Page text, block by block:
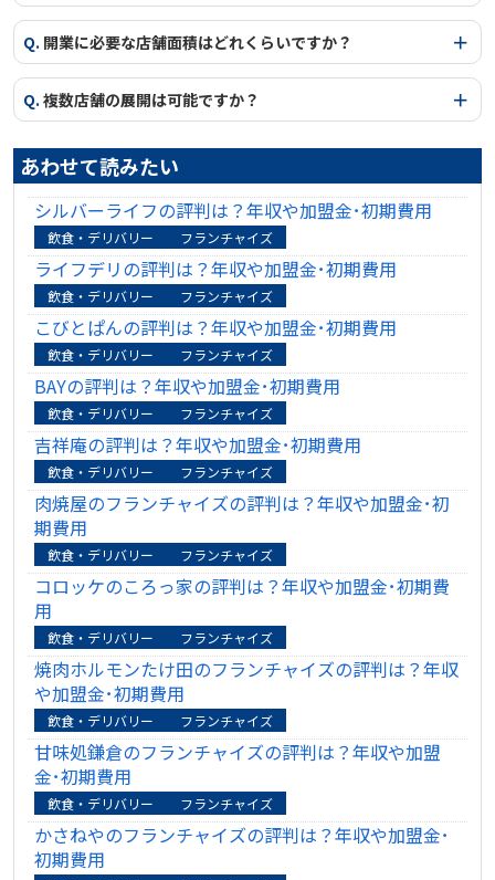
Q. 開業に必要な店舗面積はどれくらいですか？
Q. 複数店舗の展開は可能ですか？
あわせて読みたい
シルバーライフの評判は？年収や加盟金･初期費用
飲食・デリバリー フランチャイズ
ライフデリの評判は？年収や加盟金･初期費用
飲食・デリバリー フランチャイズ
こびとぱんの評判は？年収や加盟金･初期費用
飲食・デリバリー フランチャイズ
BAYの評判は？年収や加盟金･初期費用
飲食・デリバリー フランチャイズ
吉祥庵の評判は？年収や加盟金･初期費用
飲食・デリバリー フランチャイズ
肉焼屋のフランチャイズの評判は？年収や加盟金･初
期費用
飲食・デリバリー フランチャイズ
コロッケのころっ家の評判は？年収や加盟金･初期費
用
飲食・デリバリー フランチャイズ
焼肉ホルモンたけ田のフランチャイズの評判は？年収
や加盟金･初期費用
飲食・デリバリー フランチャイズ
甘味処鎌倉のフランチャイズの評判は？年収や加盟
金･初期費用
飲食・デリバリー フランチャイズ
かさねやのフランチャイズの評判は？年収や加盟金･
初期費用